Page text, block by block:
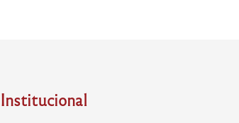
Institucional